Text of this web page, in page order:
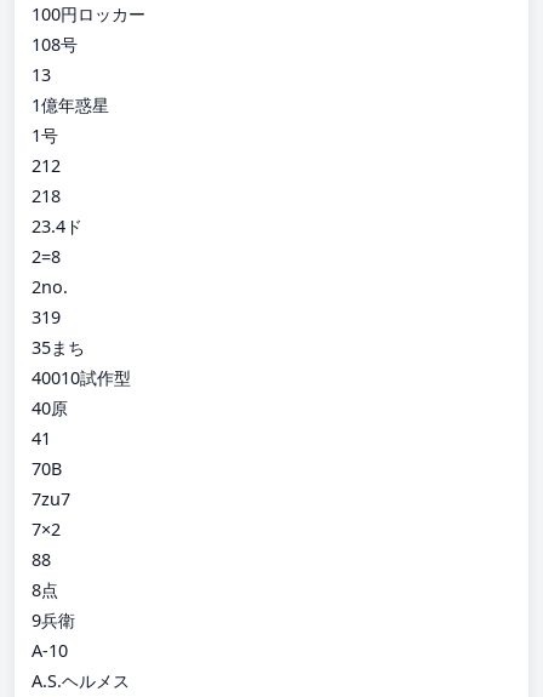
100円ロッカー
108号
13
1億年惑星
1号
212
218
23.4ド
2=8
2no.
319
35まち
40010試作型
40原
41
70B
7zu7
7×2
88
8点
9兵衛
A-10
A.S.ヘルメス